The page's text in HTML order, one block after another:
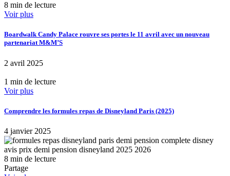
8 min de lecture
Voir plus
Boardwalk Candy Palace rouvre ses portes le 11 avril avec un nouveau
partenariat M&M’S
2 avril 2025
1 min de lecture
Voir plus
Comprendre les formules repas de Disneyland Paris (2025)
4 janvier 2025
8 min de lecture
Partage